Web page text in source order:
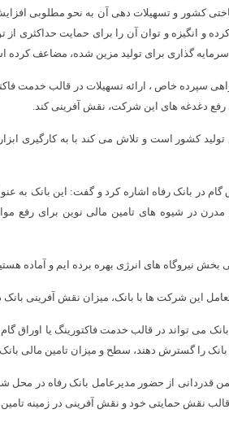
کشور و تسهیلات دهی آن به نحو مطلوبی
و انگیزه و توان آن را برای حمایت حداکثری
گذاری برای تولید مزین شده، مضاعف کرده
سپرده خاص ، ارائه تسهیلات در قالب خدمت
دغدغه های این شرکت، نقش آفرینی کند.
کشور است و تلاش می کند با به کارگیری
گام در بانک رفاه اشاره کرد و گفت: این بانک به
در شیوه های تامین مالی نوین برای رفع
بخش نیروگاه های انرژی بهره برده ایم و آماده
این شرکت ها با بانک، میزان نقش آفرینی بانک
می تواند در قالب خدمت فاکتورینگ یا اوراق
را گسترش دهند، سطح و میزان تامین مالی بانک
از حضور مدیرعامل بانک رفاه در محل
قالب نقش حمایتی خود و نقش آفرینی در زمینه